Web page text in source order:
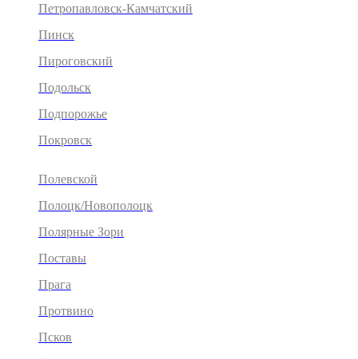
Петропавловск-Камчатский
Пинск
Пироговский
Подольск
Подпорожье
Покровск
Полевской
Полоцк/Новополоцк
Полярные Зори
Поставы
Прага
Протвино
Псков